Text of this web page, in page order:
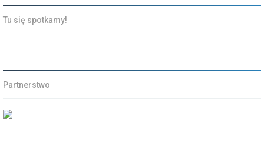
Tu się spotkamy!
Partnerstwo